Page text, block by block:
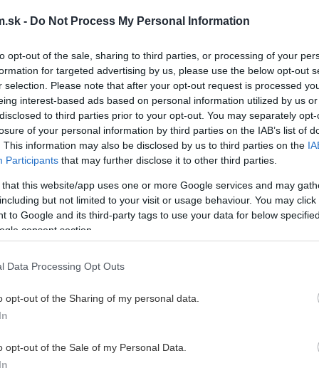
- Do Not Process My Personal Information
opt-out of the sale, sharing to third parties, or processing of your
for targeted advertising by us, please use the below opt-out
selection. Please note that after your opt-out request is processed
interest-based ads based on personal information utilized by us
to third parties prior to your opt-out. You may separately
of your personal information by third parties on the IAB’s list of
This information may also be disclosed by us to third parties on the
Participants that may further disclose it to other third parties.
that this website/app uses one or more Google services and may
but not limited to your visit or usage behaviour. You may
to Google and its third-party tags to use your data for below
consent section.
Data Processing Opt Outs
opt-out of the Sharing of my personal data.
opt-out of the Sale of my Personal Data.
na zemiakoch nedosahuje očakávanú
, resp. sadba, ktorá ani za ideálnych
rozmerov.
príliš vyklíčené sadbové zemiaky alebo